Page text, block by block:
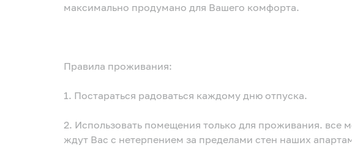
максимально продумано для Вашего комфорта.
Правила проживания:
1. Постараться радоваться каждому дню отпуска.
2. Использовать помещения только для проживания. все мероприятия и вечеринки
ждут Вас с нетерпением за пределами стен наших